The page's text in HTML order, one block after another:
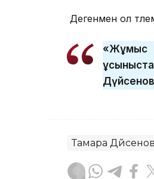
Дегенмен ол
«Жұмыс
Тамара